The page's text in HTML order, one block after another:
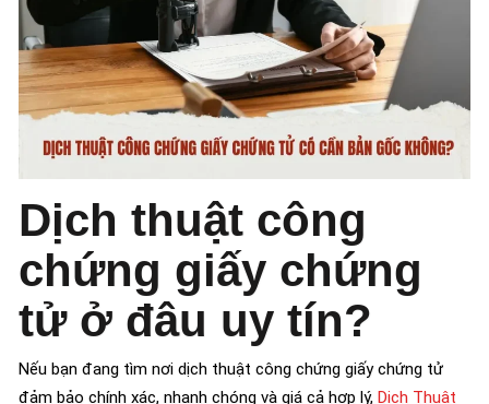
Dịch thuật công
chứng giấy chứng
tử ở đâu uy tín?
Nếu bạn đang tìm nơi dịch thuật công chứng giấy chứng tử
đảm bảo chính xác, nhanh chóng và giá cả hợp lý, Dịch Thuật